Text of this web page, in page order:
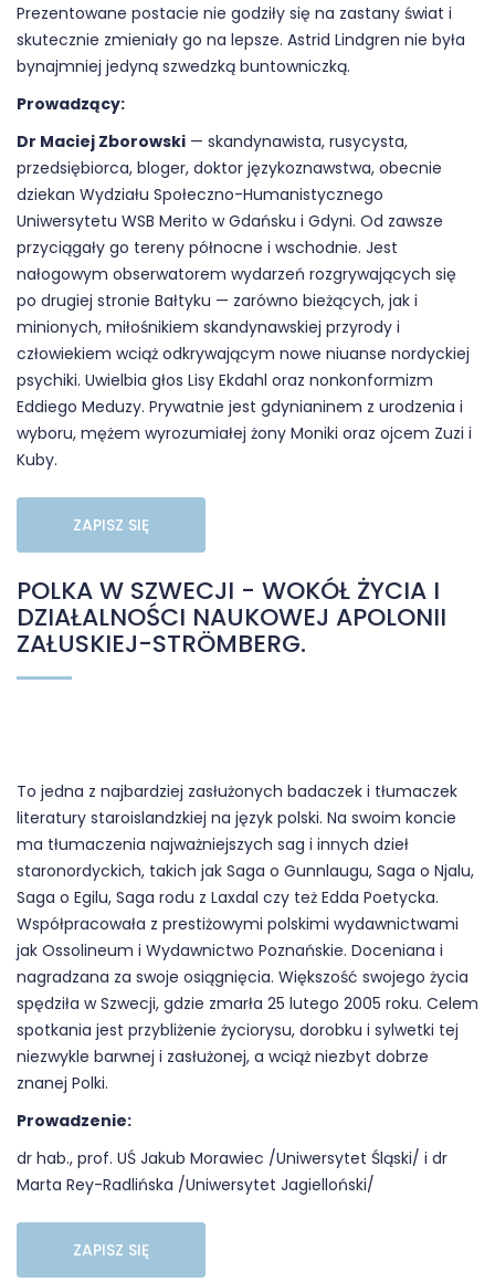
Prezentowane postacie nie godziły się na zastany świat i
skutecznie zmieniały go na lepsze. Astrid Lindgren nie była
bynajmniej jedyną szwedzką buntowniczką.
Prowadzący:
Dr Maciej Zborowski — skandynawista, rusycysta,
przedsiębiorca, bloger, doktor językoznawstwa, obecnie
dziekan Wydziału Społeczno-Humanistycznego
Uniwersytetu WSB Merito w Gdańsku i Gdyni. Od zawsze
przyciągały go tereny północne i wschodnie. Jest
nałogowym obserwatorem wydarzeń rozgrywających się
po drugiej stronie Bałtyku — zarówno bieżących, jak i
minionych, miłośnikiem skandynawskiej przyrody i
człowiekiem wciąż odkrywającym nowe niuanse nordyckiej
psychiki. Uwielbia głos Lisy Ekdahl oraz nonkonformizm
Eddiego Meduzy. Prywatnie jest gdynianinem z urodzenia i
wyboru, mężem wyrozumiałej żony Moniki oraz ojcem Zuzi i
Kuby.
ZAPISZ SIĘ
POLKA W SZWECJI - WOKÓŁ ŻYCIA I
DZIAŁALNOŚCI NAUKOWEJ APOLONII
ZAŁUSKIEJ-STRÖMBERG.
To jedna z najbardziej zasłużonych badaczek i tłumaczek
literatury staroislandzkiej na język polski. Na swoim koncie
ma tłumaczenia najważniejszych sag i innych dzieł
staronordyckich, takich jak Saga o Gunnlaugu, Saga o Njalu,
Saga o Egilu, Saga rodu z Laxdal czy też Edda Poetycka.
Współpracowała z prestiżowymi polskimi wydawnictwami
jak Ossolineum i Wydawnictwo Poznańskie. Doceniana i
nagradzana za swoje osiągnięcia. Większość swojego życia
spędziła w Szwecji, gdzie zmarła 25 lutego 2005 roku. Celem
spotkania jest przybliżenie życiorysu, dorobku i sylwetki tej
niezwykle barwnej i zasłużonej, a wciąż niezbyt dobrze
znanej Polki.
Prowadzenie:
dr hab., prof. UŚ Jakub Morawiec /Uniwersytet Śląski/ i dr
Marta Rey-Radlińska /Uniwersytet Jagielloński/
ZAPISZ SIĘ